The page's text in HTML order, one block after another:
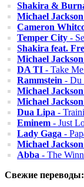
Shakira &
Michael Jackson
Cameron
Temper City -
Shakira feat.
Michael Jackson
DA TI - Take
Rammstein - Du
Michael Jackson
Michael Jackson
Dua Lipa -
Eminem - Just
Lady Gaga -
Michael Jackson
Abba - The
Свежие переводы: